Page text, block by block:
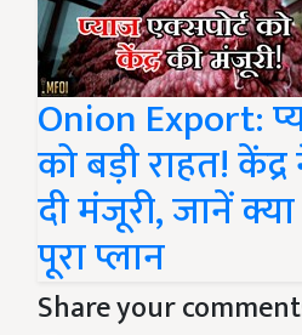
Onion Export:
को बड़ी राहत!
दी मंजूरी, जानें
पूरा प्लान
Share your